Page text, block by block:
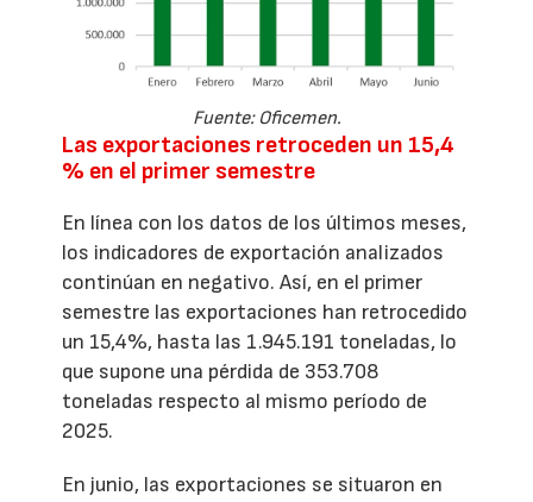
Fuente: Oficemen.
Las exportaciones retroceden un 15,4
% en el primer semestre
En línea con los datos de los últimos meses,
los indicadores de exportación analizados
continúan en negativo. Así, en el primer
semestre las exportaciones han retrocedido
un 15,4%, hasta las 1.945.191 toneladas, lo
que supone una pérdida de 353.708
toneladas respecto al mismo período de
2025.
En junio, las exportaciones se situaron en